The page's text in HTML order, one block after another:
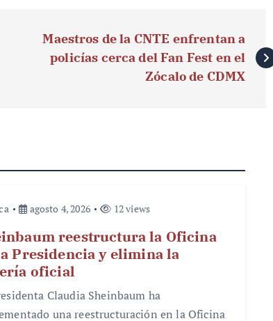
Maestros de la CNTE enfrentan a
policías cerca del Fan Fest en el
Zócalo de CDMX
agosto 4, 2026 12 views
reestructura la Oficina
Presidencia y elimina la
oficial
Claudia Sheinbaum ha
una reestructuración en la Oficina